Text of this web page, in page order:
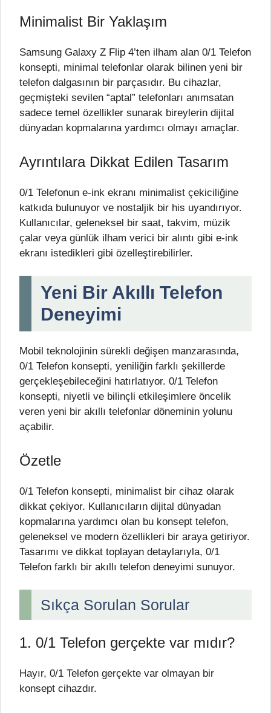
Minimalist Bir Yaklaşım
Samsung Galaxy Z Flip 4’ten ilham alan 0/1 Telefon
konsepti, minimal telefonlar olarak bilinen yeni bir
telefon dalgasının bir parçasıdır. Bu cihazlar,
geçmişteki sevilen “aptal” telefonları anımsatan
sadece temel özellikler sunarak bireylerin dijital
dünyadan kopmalarına yardımcı olmayı amaçlar.
Ayrıntılara Dikkat Edilen Tasarım
0/1 Telefonun e-ink ekranı minimalist çekiciliğine
katkıda bulunuyor ve nostaljik bir his uyandırıyor.
Kullanıcılar, geleneksel bir saat, takvim, müzik
çalar veya günlük ilham verici bir alıntı gibi e-ink
ekranı istedikleri gibi özelleştirebilirler.
Yeni Bir Akıllı Telefon
Deneyimi
Mobil teknolojinin sürekli değişen manzarasında,
0/1 Telefon konsepti, yeniliğin farklı şekillerde
gerçekleşebileceğini hatırlatıyor. 0/1 Telefon
konsepti, niyetli ve bilinçli etkileşimlere öncelik
veren yeni bir akıllı telefonlar döneminin yolunu
açabilir.
Özetle
0/1 Telefon konsepti, minimalist bir cihaz olarak
dikkat çekiyor. Kullanıcıların dijital dünyadan
kopmalarına yardımcı olan bu konsept telefon,
geleneksel ve modern özellikleri bir araya getiriyor.
Tasarımı ve dikkat toplayan detaylarıyla, 0/1
Telefon farklı bir akıllı telefon deneyimi sunuyor.
Sıkça Sorulan Sorular
1. 0/1 Telefon gerçekte var mıdır?
Hayır, 0/1 Telefon gerçekte var olmayan bir
konsept cihazdır.